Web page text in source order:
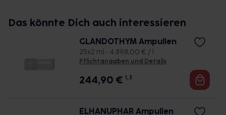
Das könnte Dich auch interessieren
GLANDOTHYM Ampullen
25x2 ml • 4.898,00 € / l
Pflichtangaben und Details
244,90 € 1, 3
ELHANUPHAR Ampullen